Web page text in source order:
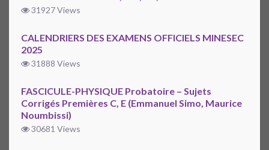
31927 Views
CALENDRIERS DES EXAMENS OFFICIELS MINESEC
2025
31888 Views
FASCICULE-PHYSIQUE Probatoire – Sujets
Corrigés Premières C, E (Emmanuel Simo, Maurice
Noumbissi)
30681 Views